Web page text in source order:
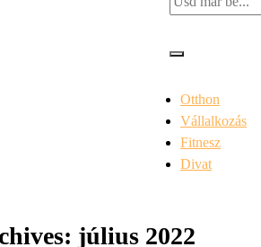
Otthon
Vállalkozás
Fitnesz
Divat
július 2022